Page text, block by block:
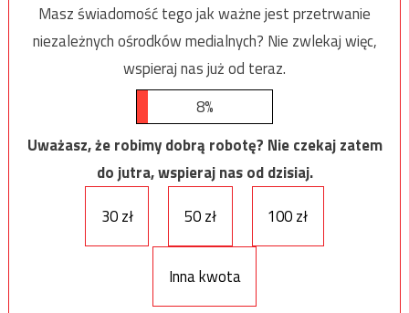
Masz świadomość tego jak ważne jest przetrwanie
niezależnych ośrodków medialnych? Nie zwlekaj więc,
wspieraj nas już od teraz.
8%
Uważasz, że robimy dobrą robotę? Nie czekaj zatem
do jutra, wspieraj nas od dzisiaj.
30 zł
50 zł 100 zł
Inna kwota